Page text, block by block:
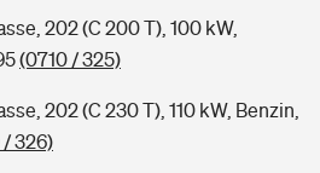
202 (C 200 T), 100 kW,
(0710 / 325)
202 (C 230 T), 110 kW, Benzin,
/ 326)